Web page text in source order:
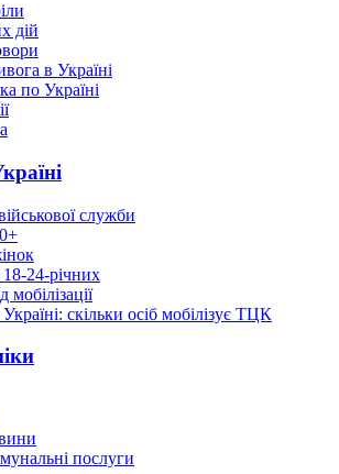
дій
в Україні
по Україні
служби
24-річних
мобілізації
Україні: скільки осіб мобілізує ТЦК
послуги